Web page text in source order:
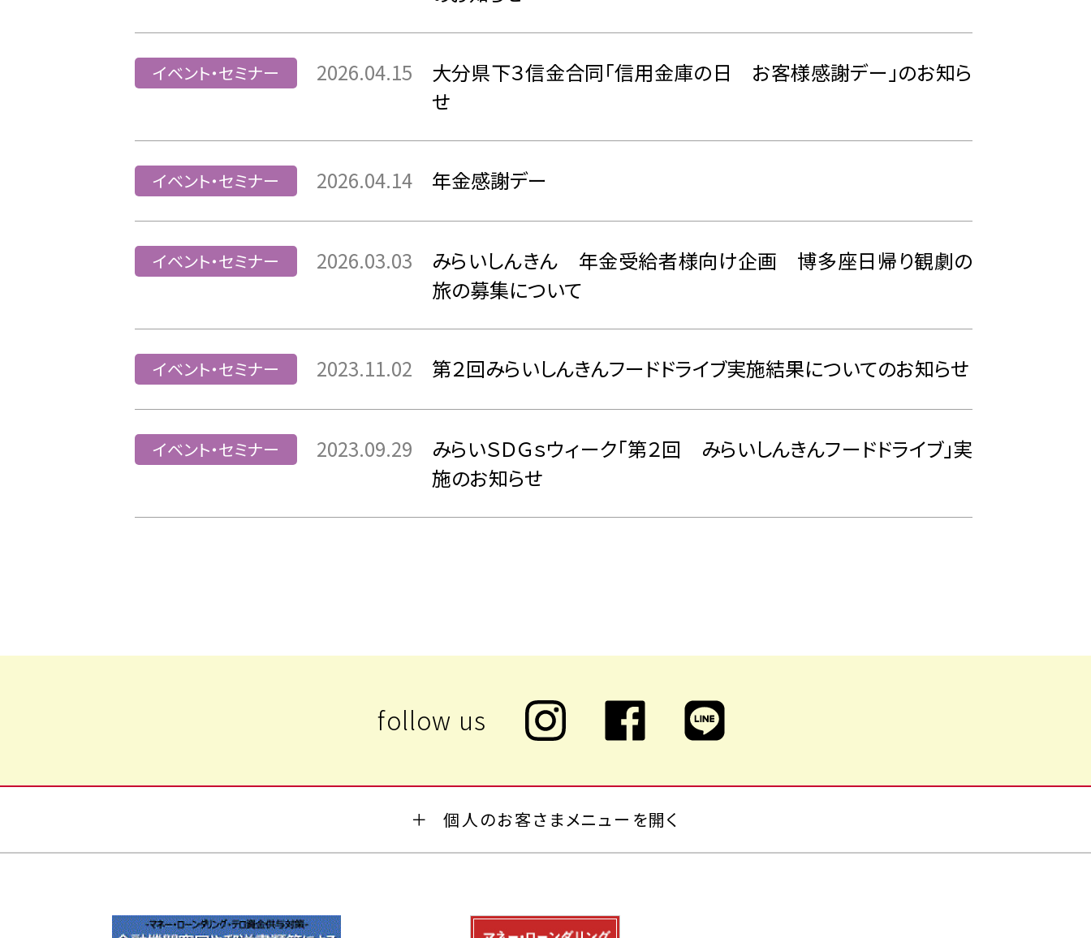
イベント・セミナー 2026.04.15
大分県下３信金合同「信用金庫の日 お客様感謝デー」のお知ら
せ
イベント・セミナー 2026.04.14 年金感謝デー
イベント・セミナー 2026.03.03
みらいしんきん 年金受給者様向け企画 博多座日帰り観劇の
旅の募集について
イベント・セミナー 2023.11.02 第２回みらいしんきんフードドライブ実施結果についてのお知らせ
イベント・セミナー 2023.09.29
みらいＳＤＧｓウィーク「第２回 みらいしんきんフードドライブ」実
施のお知らせ
個人のお客さまメニューを開く